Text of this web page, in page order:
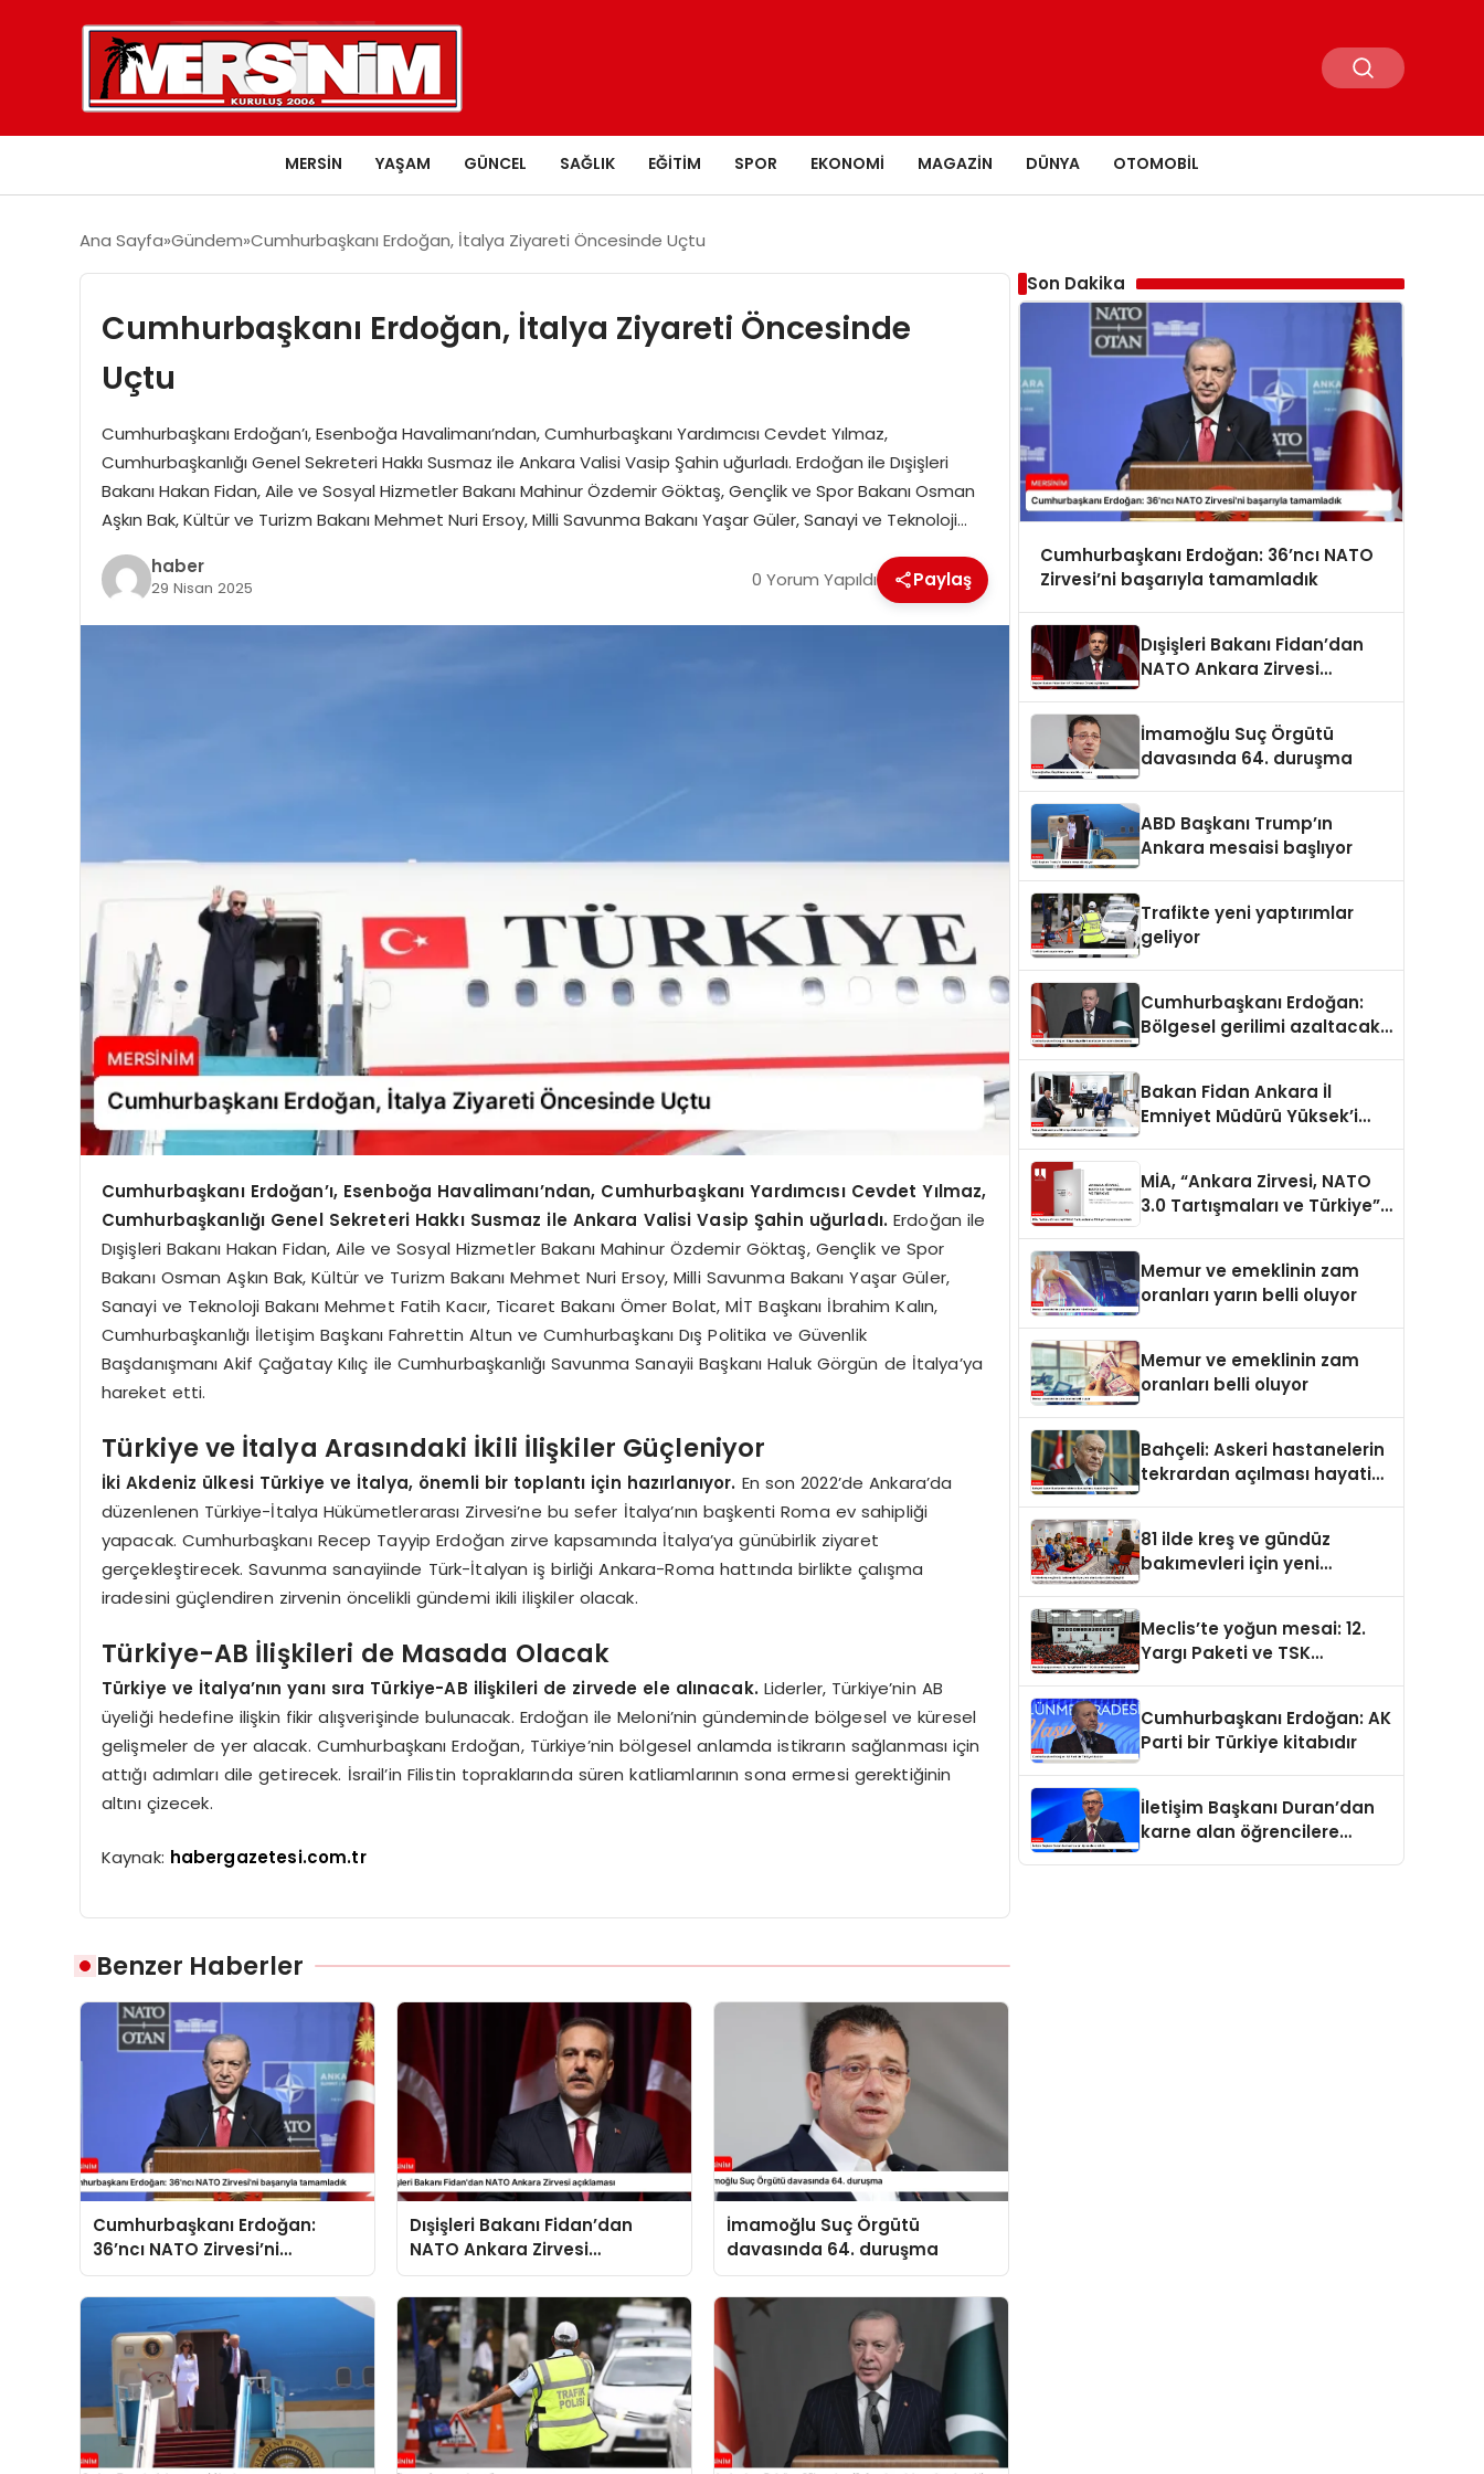
MERSIN YAŞAM GÜNCEL SAĞLIK EĞITIM SPOR EKONOMI MAGAZIN DÜNYA OTOMOBIL
Ana Sayfa Gündem Cumhurbaşkanı Erdoğan, İtalya Ziyareti Öncesinde Uçtu
Cumhurbaşkanı Erdoğan, İtalya Ziyareti Öncesinde
Uçtu
Cumhurbaşkanı Erdoğan’ı, Esenboğa Havalimanı’ndan, Cumhurbaşkanı Yardımcısı Cevdet Yılmaz,
Cumhurbaşkanlığı Genel Sekreteri Hakkı Susmaz ile Ankara Valisi Vasip Şahin uğurladı. Erdoğan ile Dışişleri
Bakanı Hakan Fidan, Aile ve Sosyal Hizmetler Bakanı Mahinur Özdemir Göktaş, Gençlik ve Spor Bakanı Osman
Aşkın Bak, Kültür ve Turizm Bakanı Mehmet Nuri Ersoy, Milli Savunma Bakanı Yaşar Güler, Sanayi ve Teknoloji…
haber
29 Nisan 2025 0 Yorum Yapıldı Paylaş
Cumhurbaşkanı Erdoğan’ı, Esenboğa Havalimanı’ndan, Cumhurbaşkanı Yardımcısı Cevdet Yılmaz,
Cumhurbaşkanlığı Genel Sekreteri Hakkı Susmaz ile Ankara Valisi Vasip Şahin uğurladı. Erdoğan ile
Dışişleri Bakanı Hakan Fidan, Aile ve Sosyal Hizmetler Bakanı Mahinur Özdemir Göktaş, Gençlik ve Spor
Bakanı Osman Aşkın Bak, Kültür ve Turizm Bakanı Mehmet Nuri Ersoy, Milli Savunma Bakanı Yaşar Güler,
Sanayi ve Teknoloji Bakanı Mehmet Fatih Kacır, Ticaret Bakanı Ömer Bolat, MİT Başkanı İbrahim Kalın,
Cumhurbaşkanlığı İletişim Başkanı Fahrettin Altun ve Cumhurbaşkanı Dış Politika ve Güvenlik
Başdanışmanı Akif Çağatay Kılıç ile Cumhurbaşkanlığı Savunma Sanayii Başkanı Haluk Görgün de İtalya’ya
hareket etti.
Türkiye ve İtalya Arasındaki İkili İlişkiler Güçleniyor
İki Akdeniz ülkesi Türkiye ve İtalya, önemli bir toplantı için hazırlanıyor. En son 2022’de Ankara’da
düzenlenen Türkiye-İtalya Hükümetlerarası Zirvesi’ne bu sefer İtalya’nın başkenti Roma ev sahipliği
yapacak. Cumhurbaşkanı Recep Tayyip Erdoğan zirve kapsamında İtalya’ya günübirlik ziyaret
gerçekleştirecek. Savunma sanayiinde Türk-İtalyan iş birliği Ankara-Roma hattında birlikte çalışma
iradesini güçlendiren zirvenin öncelikli gündemi ikili ilişkiler olacak.
Türkiye-AB İlişkileri de Masada Olacak
Türkiye ve İtalya’nın yanı sıra Türkiye-AB ilişkileri de zirvede ele alınacak. Liderler, Türkiye’nin AB
üyeliği hedefine ilişkin fikir alışverişinde bulunacak. Erdoğan ile Meloni’nin gündeminde bölgesel ve küresel
gelişmeler de yer alacak. Cumhurbaşkanı Erdoğan, Türkiye’nin bölgesel anlamda istikrarın sağlanması için
attığı adımları dile getirecek. İsrail’in Filistin topraklarında süren katliamlarının sona ermesi gerektiğinin
altını çizecek.
Kaynak: habergazetesi.com.tr
Benzer Haberler
Cumhurbaşkanı Erdoğan:
36’ncı NATO Zirvesi’ni
başarıyla tamamladık
Dışişleri Bakanı Fidan’dan
NATO Ankara Zirvesi
açıklaması
İmamoğlu Suç Örgütü
davasında 64. duruşma
Son Dakika
Cumhurbaşkanı Erdoğan: 36’ncı NATO
Zirvesi’ni başarıyla tamamladık
Dışişleri Bakanı Fidan’dan
NATO Ankara Zirvesi
İmamoğlu Suç Örgütü
davasında 64. duruşma
ABD Başkanı Trump’ın
Ankara mesaisi başlıyor
Trafikte yeni yaptırımlar
geliyor
Cumhurbaşkanı Erdoğan:
Bölgesel gerilimi azaltacak
Bakan Fidan Ankara İl
Emniyet Müdürü Yüksek’i
MİA, “Ankara Zirvesi, NATO
3.0 Tartışmaları ve Türkiye”
Memur ve emeklinin zam
oranları yarın belli oluyor
Memur ve emeklinin zam
oranları belli oluyor
Bahçeli: Askeri hastanelerin
tekrardan açılması hayati
81 ilde kreş ve gündüz
bakımevleri için yeni
Meclis’te yoğun mesai: 12.
Yargı Paketi ve TSK
Cumhurbaşkanı Erdoğan: AK
Parti bir Türkiye kitabıdır
İletişim Başkanı Duran’dan
karne alan öğrencilere